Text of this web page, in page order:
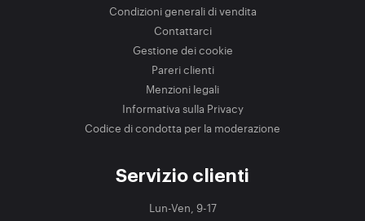
Condizioni generali di vendita
Contattarci
Gestione dei cookie
Pareri clienti
Menzioni legali
Informativa sulla Privacy
Codice di condotta per la moderazione
Servizio clienti
Lun-Ven, 9-17